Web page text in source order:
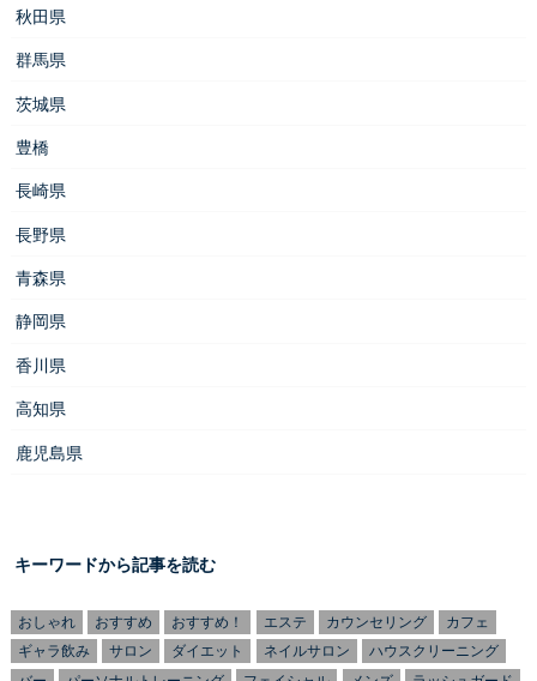
秋田県
群馬県
茨城県
豊橋
長崎県
長野県
青森県
静岡県
香川県
高知県
鹿児島県
キーワードから記事を読む
おしゃれ おすすめ おすすめ！ エステ カウンセリング
カフェ
ギャラ飲み
サロン ダイエット ネイルサロン
ハウスクリーニング